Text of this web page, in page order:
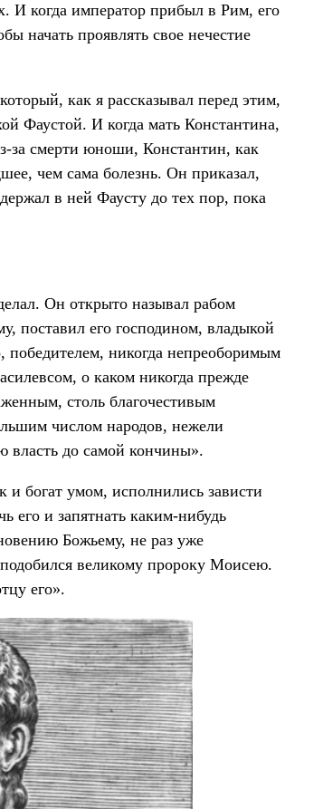
И когда император прибыл в Рим, его
начать проявлять свое нечестие
как я рассказывал перед этим,
Фаустой. И когда мать Константина,
за смерти юноши, Константин, как
чем сама болезнь. Он приказал,
в ней Фаусту до тех пор, пока
Он открыто называл рабом
поставил его господином, владыкой
победителем, никогда непреоборимым
о каком никогда прежде
столь благочестивым
числом народов, нежели
власть до самой кончины».
и богат умом, исполнились зависти
его и запятнать каким-нибудь
Божьему, не раз уже
великому пророку Моисею.
его».